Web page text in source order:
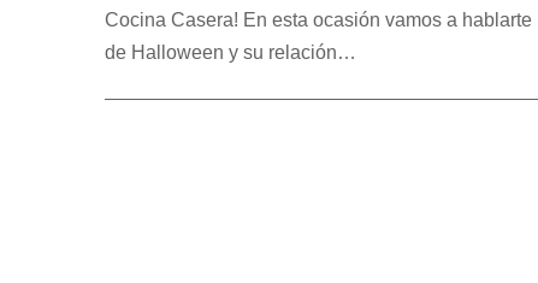
Cocina Casera! En esta ocasión vamos a hablarte
de Halloween y su relación…